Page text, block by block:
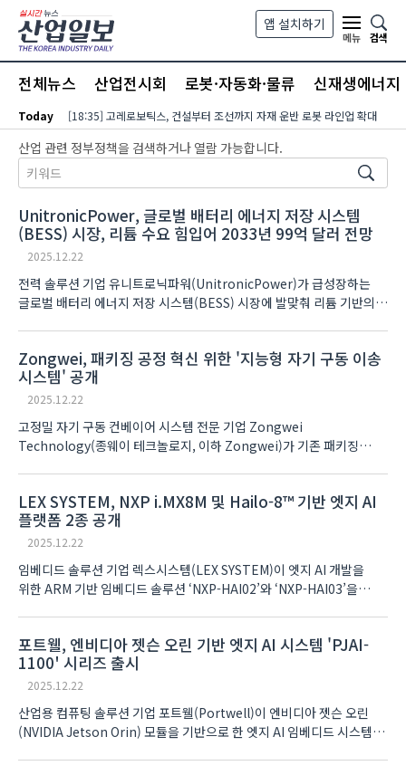
본문 바로가기
앱 설치하기
메뉴
검색
전체뉴스 산업전시회 로봇·자동화·물류 신재생에너지
Today [18:35] 고레로보틱스, 건설부터 조선까지 자재 운반 로봇 라인업 확대
검색필드
산업 관련 정부정책을 검색하거나 열람 가능합니다.
UnitronicPower, 글로벌 배터리 에너지 저장 시스템
(BESS) 시장, 리튬 수요 힘입어 2033년 99억 달러 전망
2025.12.22
전력 솔루션 기업 유니트로닉파워(UnitronicPower)가 급성장하는
글로벌 배터리 에너지 저장 시스템(BESS) 시장에 발맞춰 리튬 기반의
Zongwei, 패키징 공정 혁신 위한 '지능형 자기 구동 이송
시스템' 공개
2025.12.22
고정밀 자기 구동 컨베이어 시스템 전문 기업 Zongwei
Technology(종웨이 테크놀로지, 이하 Zongwei)가 기존 패키징
LEX SYSTEM, NXP i.MX8M 및 Hailo-8™ 기반 엣지 AI
플랫폼 2종 공개
2025.12.22
임베디드 솔루션 기업 렉스시스템(LEX SYSTEM)이 엣지 AI 개발을
위한 ARM 기반 임베디드 솔루션 ‘NXP-HAI02’와 ‘NXP-HAI03’을
포트웰, 엔비디아 젯슨 오린 기반 엣지 AI 시스템 'PJAI-
1100' 시리즈 출시
2025.12.22
산업용 컴퓨팅 솔루션 기업 포트웰(Portwell)이 엔비디아 젯슨 오린
(NVIDIA Jetson Orin) 모듈을 기반으로 한 엣지 AI 임베디드 시스템